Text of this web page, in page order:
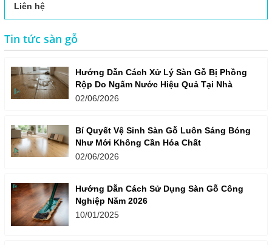
Liên hệ
Tin tức sàn gỗ
Hướng Dẫn Cách Xử Lý Sàn Gỗ Bị Phồng
Rộp Do Ngấm Nước Hiệu Quả Tại Nhà
02/06/2026
Bí Quyết Vệ Sinh Sàn Gỗ Luôn Sáng Bóng
Như Mới Không Cần Hóa Chất
02/06/2026
Hướng Dẫn Cách Sử Dụng Sàn Gỗ Công
Nghiệp Năm 2026
10/01/2025